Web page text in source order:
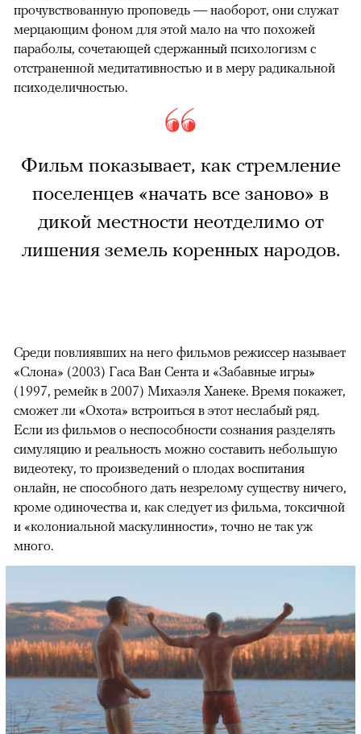
прочувствованную проповедь — наоборот, они служат
мерцающим фоном для этой мало на что похожей
параболы, сочетающей сдержанный психологизм с
отстраненной медитативностью и в меру радикальной
психоделичностью.
Фильм показывает, как стремление
поселенцев «начать все заново» в
дикой местности неотделимо от
лишения земель коренных народов.
Среди повлиявших на него фильмов режиссер называет
«Слона» (2003) Гаса Ван Сента и «Забавные игры»
(1997, ремейк в 2007) Михаэля Ханеке. Время покажет,
сможет ли «Охота» встроиться в этот неслабый ряд.
Если из фильмов о неспособности сознания разделять
симуляцию и реальность можно составить небольшую
видеотеку, то произведений о плодах воспитания
онлайн, не способного дать незрелому существу ничего,
кроме одиночества и, как следует из фильма, токсичной
и «колониальной маскулинности», точно не так уж
много.